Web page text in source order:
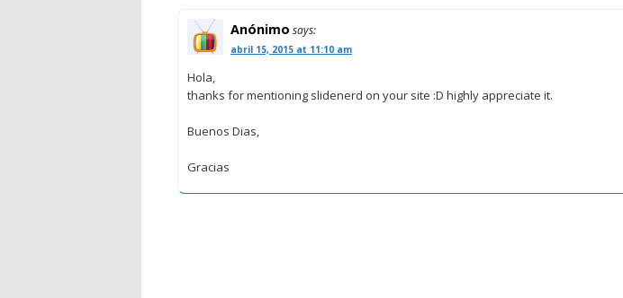
Anónimo says:
abril 15, 2015 at 11:10 am
Hola,
thanks for mentioning slidenerd on your site :D highly appreciate it.
Buenos Dias,
Gracias